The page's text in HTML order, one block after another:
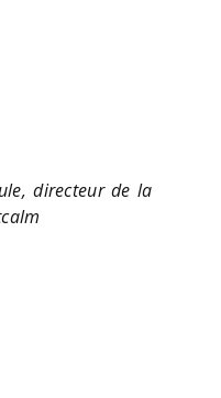
directeur de la